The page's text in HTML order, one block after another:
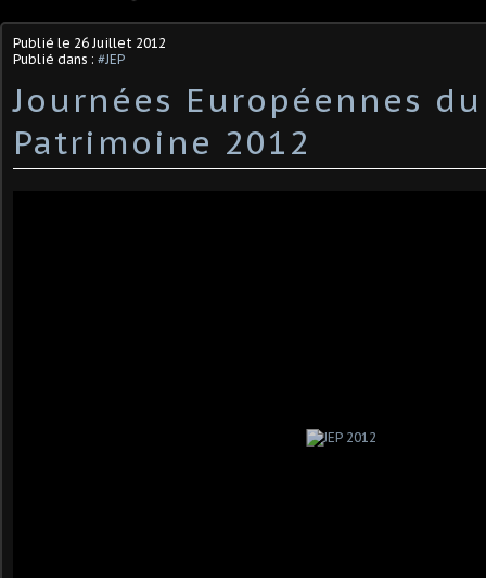
Publié le 26 Juillet 2012
Publié dans : #JEP
Journées Européennes du
Patrimoine 2012